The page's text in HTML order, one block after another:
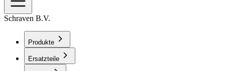
Schraven B.V.
Produkte
Ersatzteile